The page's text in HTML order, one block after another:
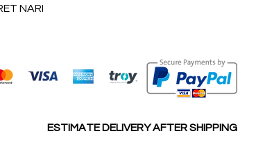
NARI
ESTIMATE DELIVERY AFTER SHIPPING